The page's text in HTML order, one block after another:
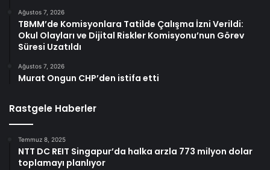
Ağustos 7, 2026
TBMM’de Komisyonlara Tatilde Çalışma İzni Verildi:
Okul Olayları ve Dijital Riskler Komisyonu’nun Görev
Süresi Uzatıldı
Ağustos 7, 2026
Murat Ongun CHP’den istifa etti
Rastgele Haberler
Temmuz 8, 2025
NTT DC REIT Singapur’da halka arzla 773 milyon dolar
toplamayı planlıyor